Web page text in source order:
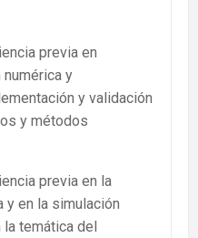
previa en
y
y validación
y métodos
previa en la
y en la simulación
la temática del